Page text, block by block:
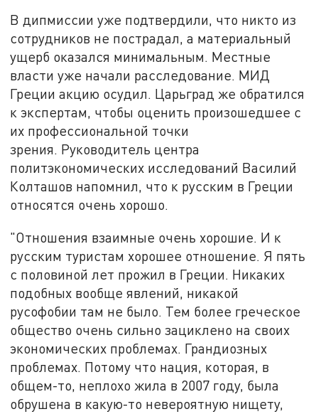
В дипмиссии уже подтвердили, что никто из
сотрудников не пострадал, а материальный
ущерб оказался минимальным. Местные
власти уже начали расследование. МИД
Греции акцию осудил. Царьград же обратился
к экспертам, чтобы оценить произошедшее с
их профессиональной точки
зрения. Руководитель центра
политэкономических исследований Василий
Колташов напомнил, что к русским в Греции
относятся очень хорошо.
"Отношения взаимные очень хорошие. И к
русским туристам хорошее отношение. Я пять
с половиной лет прожил в Греции. Никаких
подобных вообще явлений, никакой
русофобии там не было. Тем более греческое
общество очень сильно зациклено на своих
экономических проблемах. Грандиозных
проблемах. Потому что нация, которая, в
общем-то, неплохо жила в 2007 году, была
обрушена в какую-то невероятную нищету,